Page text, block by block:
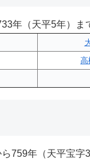
年（天平5年）ま
高
759年（天平宝字